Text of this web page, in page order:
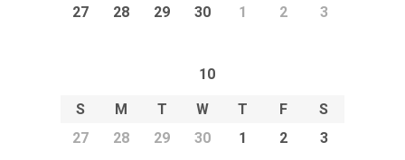
27
28 29 30 1 2 3
10
S M T W T F
S
27
28 29 30 1 2
3